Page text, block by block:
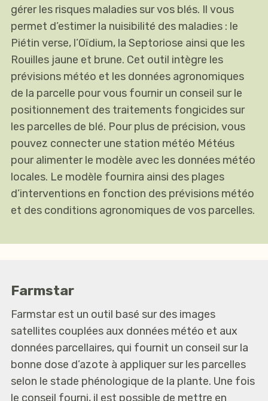
gérer les risques maladies sur vos blés. Il vous
permet d’estimer la nuisibilité des maladies : le
Piétin verse, l’Oïdium, la Septoriose ainsi que les
Rouilles jaune et brune. Cet outil intègre les
prévisions météo et les données agronomiques
de la parcelle pour vous fournir un conseil sur le
positionnement des traitements fongicides sur
les parcelles de blé. Pour plus de précision, vous
pouvez connecter une station météo Météus
pour alimenter le modèle avec les données météo
locales. Le modèle fournira ainsi des plages
d’interventions en fonction des prévisions météo
et des conditions agronomiques de vos parcelles.
Farmstar
Farmstar est un outil basé sur des images
satellites couplées aux données météo et aux
données parcellaires, qui fournit un conseil sur la
bonne dose d’azote à appliquer sur les parcelles
selon le stade phénologique de la plante. Une fois
le conseil fourni, il est possible de mettre en